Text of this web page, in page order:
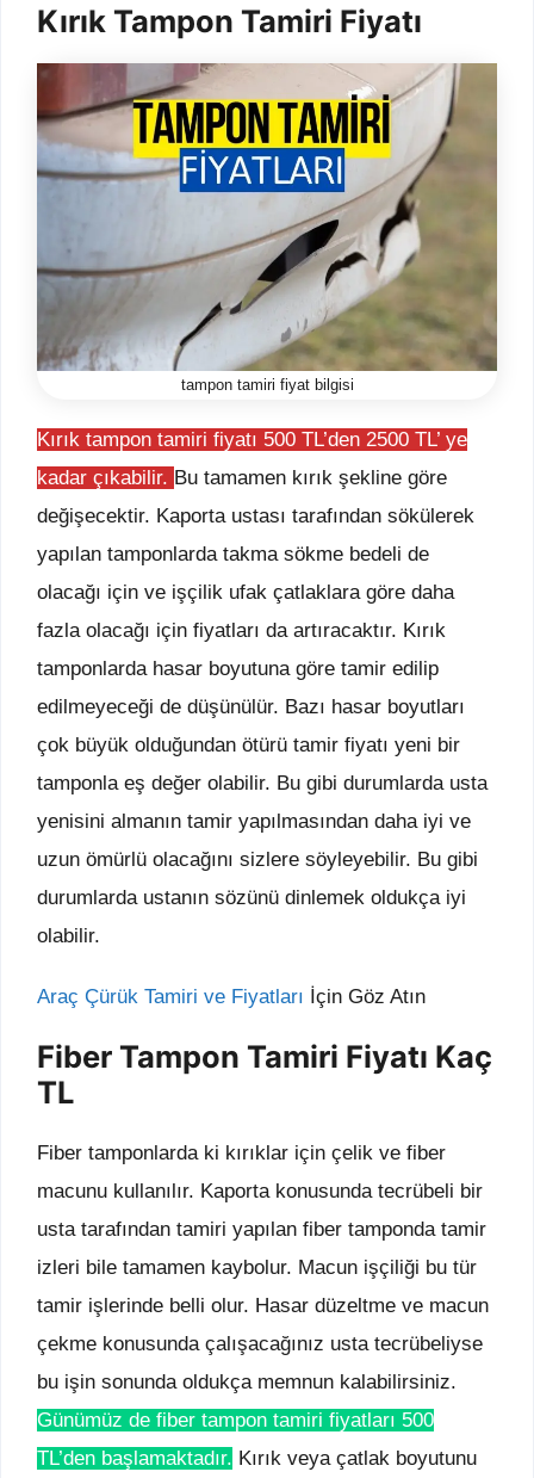
Kırık Tampon Tamiri Fiyatı
tampon tamiri fiyat bilgisi
Kırık tampon tamiri fiyatı 500 TL’den 2500 TL’ ye
kadar çıkabilir. Bu tamamen kırık şekline göre
değişecektir. Kaporta ustası tarafından sökülerek
yapılan tamponlarda takma sökme bedeli de
olacağı için ve işçilik ufak çatlaklara göre daha
fazla olacağı için fiyatları da artıracaktır. Kırık
tamponlarda hasar boyutuna göre tamir edilip
edilmeyeceği de düşünülür. Bazı hasar boyutları
çok büyük olduğundan ötürü tamir fiyatı yeni bir
tamponla eş değer olabilir. Bu gibi durumlarda usta
yenisini almanın tamir yapılmasından daha iyi ve
uzun ömürlü olacağını sizlere söyleyebilir. Bu gibi
durumlarda ustanın sözünü dinlemek oldukça iyi
olabilir.
Araç Çürük Tamiri ve Fiyatları İçin Göz Atın
Fiber Tampon Tamiri Fiyatı Kaç
TL
Fiber tamponlarda ki kırıklar için çelik ve fiber
macunu kullanılır. Kaporta konusunda tecrübeli bir
usta tarafından tamiri yapılan fiber tamponda tamir
izleri bile tamamen kaybolur. Macun işçiliği bu tür
tamir işlerinde belli olur. Hasar düzeltme ve macun
çekme konusunda çalışacağınız usta tecrübeliyse
bu işin sonunda oldukça memnun kalabilirsiniz.
Günümüz de fiber tampon tamiri fiyatları 500
TL’den başlamaktadır. Kırık veya çatlak boyutunu